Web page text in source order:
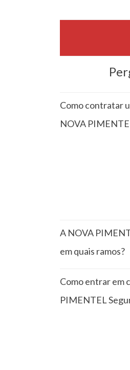
Como contratar
NOVA
A NOVA
em quais ramos?
Como entrar em
PIMENTEL